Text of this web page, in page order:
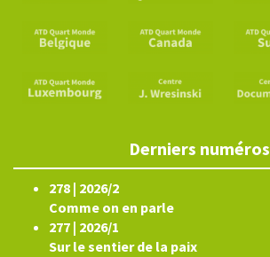
Derniers numéros
278 | 2026/2
Comme on en parle
277 | 2026/1
Sur le sentier de la paix